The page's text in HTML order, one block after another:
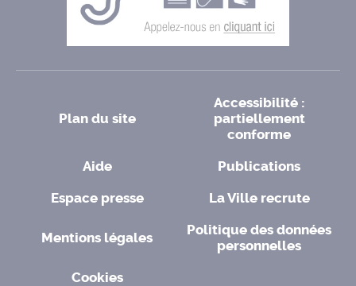
Plan du site
Accessibilité :
partiellement
conforme
Aide
Publications
Espace presse
La Ville recrute
Mentions légales
Politique des données
personnelles
Cookies